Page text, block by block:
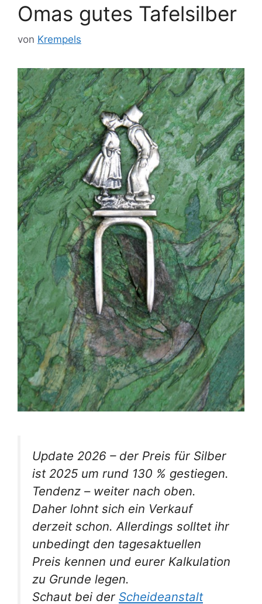
Omas gutes Tafelsilber
von Krempels
Update 2026 – der Preis für Silber
ist 2025 um rund 130 % gestiegen.
Tendenz – weiter nach oben.
Daher lohnt sich ein Verkauf
derzeit schon. Allerdings solltet ihr
unbedingt den tagesaktuellen
Preis kennen und eurer Kalkulation
zu Grunde legen.
Schaut bei der Scheideanstalt